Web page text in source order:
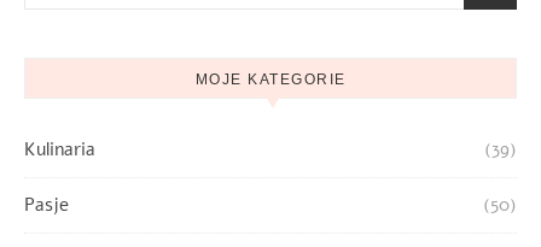
MOJE KATEGORIE
Kulinaria (39)
Pasje (50)